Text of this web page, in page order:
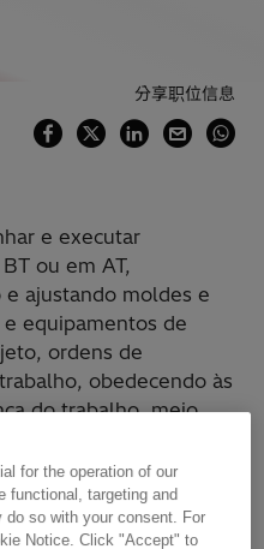
分享职位信息
e executar
ou em AT,
ajustando moldes e
equipamentos de
ordens de
obedecendo às
do trabalho, meio
for the operation of our
functional, targeting and
so with your consent. For
Notice. Click "Accept" to